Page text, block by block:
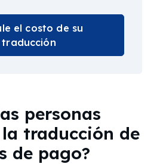
el costo de su
traducción
personas
traducción de
de pago?